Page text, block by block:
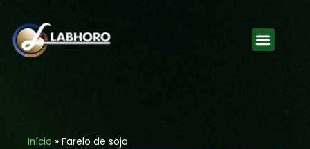
Início » Farelo de soja